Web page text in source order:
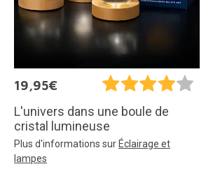
19,95€
L'univers dans une boule de
cristal lumineuse
Plus d'informations sur Éclairage et
lampes